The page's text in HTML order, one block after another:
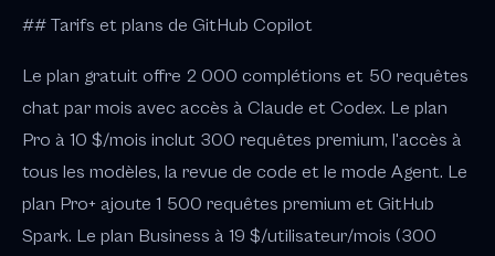
## Tarifs et plans de GitHub Copilot
Le plan gratuit offre 2 000 complétions et 50 requêtes
chat par mois avec accès à Claude et Codex. Le plan
Pro à 10 $/mois inclut 300 requêtes premium, l'accès à
tous les modèles, la revue de code et le mode Agent. Le
plan Pro+ ajoute 1 500 requêtes premium et GitHub
Spark. Le plan Business à 19 $/utilisateur/mois (300